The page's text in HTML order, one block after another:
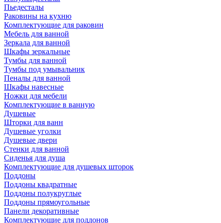
Пьедесталы
Раковины на кухню
Комплектующие для раковин
Мебель для ванной
Зеркала для ванной
Шкафы зеркальные
Тумбы для ванной
Тумбы под умывальник
Пеналы для ванной
Шкафы навесные
Ножки для мебели
Комплектующие в ванную
Душевые
Шторки для ванн
Душевые уголки
Душевые двери
Стенки для ванной
Сиденья для душа
Комплектующие для душевых шторок
Поддоны
Поддоны квадратные
Поддоны полукруглые
Поддоны прямоугольные
Панели декоративные
Комплектующие для поддонов